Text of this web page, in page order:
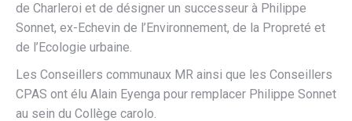
de Charleroi et de désigner un successeur à Philippe
Sonnet, ex-Echevin de l’Environnement, de la Propreté et
de l’Ecologie urbaine.
Les Conseillers communaux MR ainsi que les Conseillers
CPAS ont élu Alain Eyenga pour remplacer Philippe Sonnet
au sein du Collège carolo.